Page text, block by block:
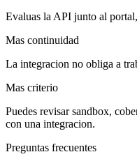
Evaluas la API junto al
Mas continuidad
La integracion no obliga a
Mas criterio
Puedes revisar sandbox,
con una integracion.
Preguntas frecuentes